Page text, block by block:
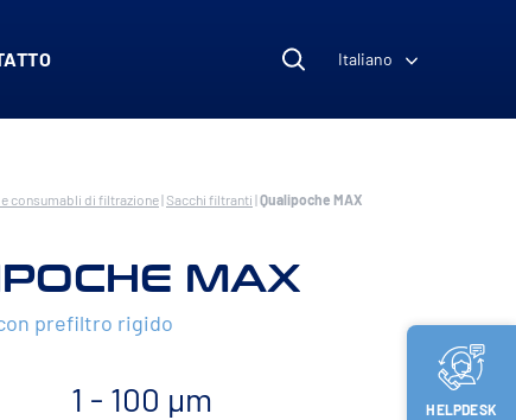
HELPDESK
Italiano
e consumabli di filtrazione| Sacchi filtranti |Qualipoche MAX
MAX
prefiltro rigido
1 - 100 µm